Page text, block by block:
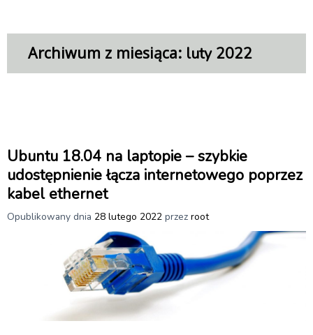
Archiwum z miesiąca: luty 2022
Ubuntu 18.04 na laptopie – szybkie
udostępnienie łącza internetowego poprzez
kabel ethernet
Opublikowany dnia 28 lutego 2022 przez root